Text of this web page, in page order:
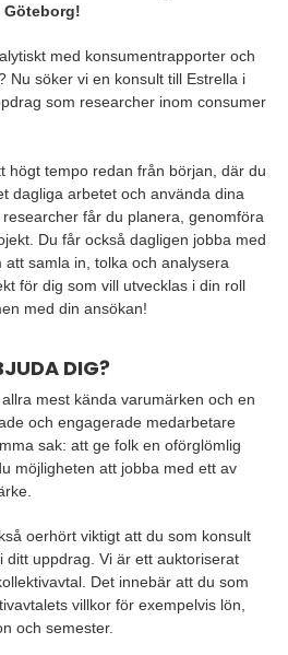
Göteborg!
med konsumentrapporter och
Nu söker vi en konsult till Estrella i
som researcher inom consumer
högt tempo redan från början, där du
dagliga arbetet och använda dina
får du planera, genomföra
Du får också dagligen jobba med
samla in, tolka och analysera
för dig som vill utvecklas i din roll
med din ansökan!
DIG?
mest kända varumärken och en
och engagerade medarbetare
sak: att ge folk en oförglömlig
möjligheten att jobba med ett av
oerhört viktigt att du som konsult
ditt uppdrag. Vi är ett auktoriserat
Det innebär att du som
villkor för exempelvis lön,
och semester.